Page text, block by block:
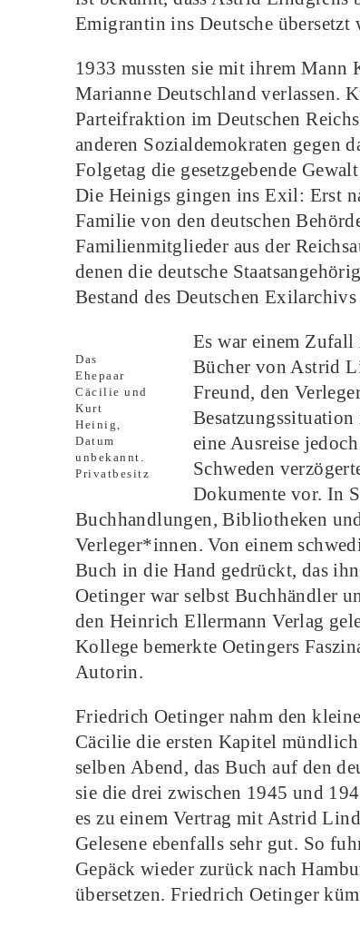
Emigrantin ins Deutsche
1933 mussten sie mit ihrem Mann
Marianne Deutschland
Parteifraktion im Deutschen
anderen Sozialdemokraten gegen
Folgetag die gesetzgebende
Die Heinigs gingen ins Exil: Erst
Familie von den deutschen
Familienmitglieder aus der
denen die deutsche
Bestand des Deutschen
Das
Ehepaar
Cäcilie und
Kurt
Heinig,
Datum
unbekannt.
Privatbesitz
Es war einem Zufall
Bücher von Astrid
Freund, den
eine Ausreise
Schweden
Dokumente vor. In
Buchhandlungen, Bibliotheken
Verleger*innen. Von einem
Buch in die Hand gedrückt, das
Oetinger war selbst Buchhändler
den Heinrich Ellermann Verlag
Kollege bemerkte Oetingers
Autorin.
Friedrich Oetinger nahm den
Cäcilie die ersten Kapitel
selben Abend, das Buch auf den
sie die drei zwischen 1945 und
es zu einem Vertrag mit Astrid
Gelesene ebenfalls sehr gut. So
Gepäck wieder zurück nach
übersetzen. Friedrich Oetinger